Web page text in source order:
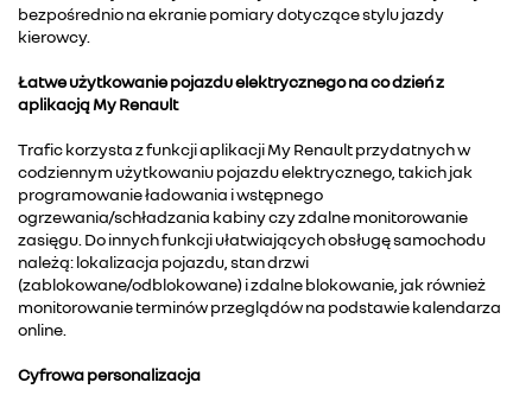
bezpośrednio na ekranie pomiary dotyczące stylu jazdy
kierowcy.
Łatwe użytkowanie pojazdu elektrycznego na co dzień z
aplikacją My Renault
Trafic korzysta z funkcji aplikacji My Renault przydatnych w
codziennym użytkowaniu pojazdu elektrycznego, takich jak
programowanie ładowania i wstępnego
ogrzewania/schładzania kabiny czy zdalne monitorowanie
zasięgu. Do innych funkcji ułatwiających obsługę samochodu
należą: lokalizacja pojazdu, stan drzwi
(zablokowane/odblokowane) i zdalne blokowanie, jak również
monitorowanie terminów przeglądów na podstawie kalendarza
online.
Cyfrowa personalizacja